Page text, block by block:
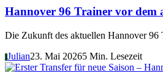
Hannover 96 Trainer vor dem
Die Zukunft des aktuellen Hannover 96
JJulian23. Mai 20265 Min. Lesezeit